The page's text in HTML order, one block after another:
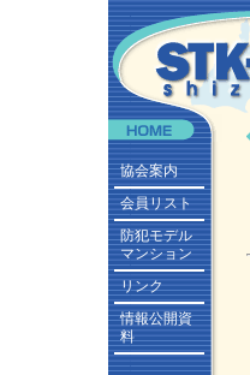
協会案内
会員リスト
防犯モデル
マンション
リンク
情報公開資
料